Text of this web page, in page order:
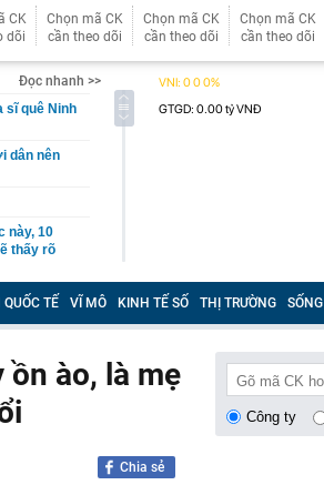
CK
dõi
Chọn mã CK
cần theo dõi
Chọn mã CK
cần theo dõi
Chọn mã CK
cần theo dõi
Đọc nhanh >>
sĩ quê Ninh
dân nên
này, 10
thấy rõ
sao?
Ngô Anh
đồng
TẾ VĨ MÔ KINH TẾ SỐ THỊ TRƯỜNG SỐNG
ào, là mẹ
Chia sẻ
Công ty